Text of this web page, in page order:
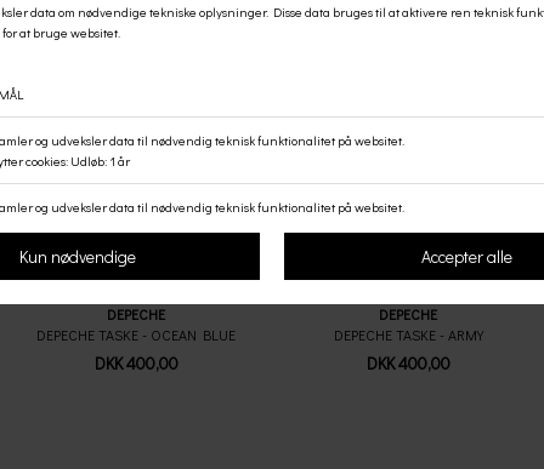
DEPECHE
DEPECHE TASKE - OCEAN BLUE
DKK 400,00
DEPECHE
DEPECHE TASKE - ARMY
DKK 400,00